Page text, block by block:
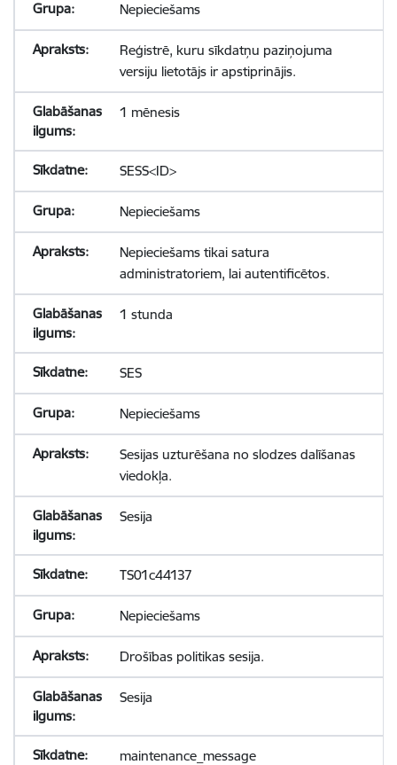
Nepieciešams
Reģistrē, kuru sīkdatņu paziņojuma
versiju lietotājs ir apstiprinājis.
1 mēnesis
SESS<ID>
Nepieciešams
Nepieciešams tikai satura
administratoriem, lai autentificētos.
1 stunda
SES
Nepieciešams
Sesijas uzturēšana no slodzes dalīšanas
viedokļa.
Sesija
TS01c44137
Nepieciešams
Drošības politikas sesija.
Sesija
maintenance_message